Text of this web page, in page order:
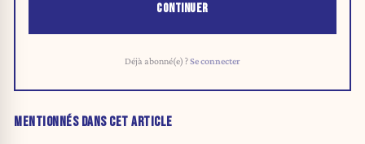
CONTINUER
Déjà abonné(e) ?Se connecter
MENTIONNÉS DANS CET ARTICLE